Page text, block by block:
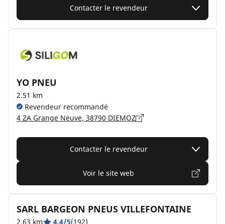
Contacter le revendeur
YO PNEU
2.51 km
Revendeur recommandé
4 ZA Grange Neuve, 38790 DIEMOZ
Contacter le revendeur
Voir le site web
SARL BARGEON PNEUS VILLEFONTAINE
2.63 km 4.4/5(192)